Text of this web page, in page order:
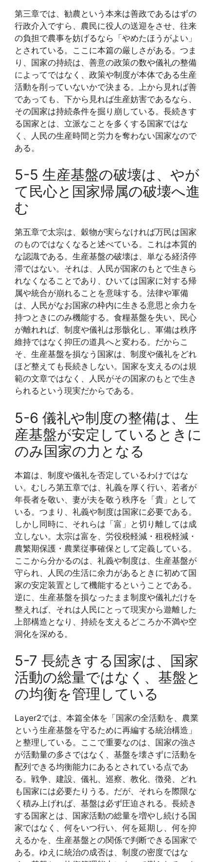
第三章では、勧農という本来は善政であるはずの
行政介入ですら、農民に役人の送迎をさせ、往来
の負担で農事を妨げるなら「やめたほうがよい」
とされている。ここに本篇の厳しさがある。つま
り、国家の持続は、善意の政策の数や儀礼の整備
によってではなく、政策や制度が本体である生産
活動を削っていないかで決まる。上から見れば善
であっても、下から見れば生産妨害であるなら、
その国家は持続条件を掘り崩している。長続きす
る国家とは、立派なことを多くする国家ではな
く、人民の生産時間と労力を奪わない国家なので
ある。
5-5 生産基盤の破壊は、やが
て民心と国家帰属の破壊へ進
む
第五章で太宗は、穀物が実らなければ万民は国家
のものではなくなると述べている。これは本質的
な認識である。生産基盤の破壊は、単なる経済停
滞ではない。それは、人民が国家のもとで生きら
れなくなることであり、ひいては国家に対する帰
属や統合が崩れることを意味する。法律や軍備
は、人民がなお国家の枠内に生きる意思と余力を
持つときにのみ機能する。食糧基盤を失い、民心
が離れれば、制度や儀礼は形骸化し、軍備は秩序
維持ではなく抑圧の道具へと変わる。だからこ
そ、生産基盤を損なう国家は、制度や儀礼をどれ
ほど整えても長続きしない。国家を支えるのは規
範の文章ではなく、人民がその国家のもとで生き
られるという現実だからである。
5-6 儀礼や制度の整備は、生
産基盤が安定しているときに
のみ国家の力となる
本篇は、制度や儀礼を否定しているわけではな
い。むしろ第五章では、礼義を厚く行い、若者が
年長者を敬い、妻が夫を敬う秩序を「貴」として
いる。つまり、礼義や制度は国家に必要である。
しかし同時に、それらは「富」と切り離しては成
立しない。太宗は富を、労役税軽減・租税軽減・
農繁期保護・農業従事確保として定義している。
ここから分かるのは、礼義や制度は、生産基盤が
守られ、人民の生活に余力があるときに初めて国
家の安定装置として機能するということである。
逆に、生産基盤を損なったまま制度や儀礼だけを
整えれば、それは人民にとって現実から遊離した
上部構造となり、持続を支えるどころか不満や空
洞化を深める。
5-7 長続きする国家は、国家
活動の総量ではなく、基盤と
の均衡を管理している
Layer2では、本篇全体を「国家の全活動を、農業
という生産基盤を守るために再編する統治構造」
と整理している。ここで重要なのは、国家の強さ
が活動量の多さではなく、基盤を壊さずに活動を
配列できる均衡能力にあるとされている点であ
る。戦争、建設、儀礼、巡察、教化、徴発、どれ
も国家には必要たりうる。だが、それらを際限な
く積み上げれば、基盤は必ず圧迫される。長続き
する国家とは、国家活動の総量を増やし続ける国
家ではなく、何をいつ行い、何を延期し、何を抑
えるかを、生産基盤との関係で判断できる国家で
ある。ゆえに統治の成否は、制度の密度ではな